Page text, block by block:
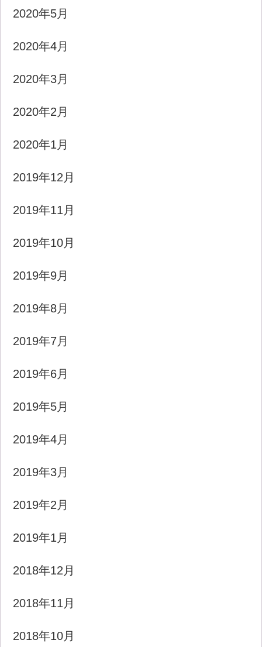
2020年5月
2020年4月
2020年3月
2020年2月
2020年1月
2019年12月
2019年11月
2019年10月
2019年9月
2019年8月
2019年7月
2019年6月
2019年5月
2019年4月
2019年3月
2019年2月
2019年1月
2018年12月
2018年11月
2018年10月